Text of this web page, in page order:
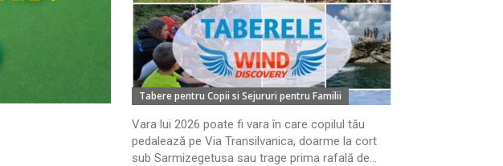
Tabere pentru Copii si Sejururi pentru Familii
Vara lui 2026 poate fi vara în care copilul tău
pedalează pe Via Transilvanica, doarme la cort
sub Sarmizegetusa sau trage prima rafală de...